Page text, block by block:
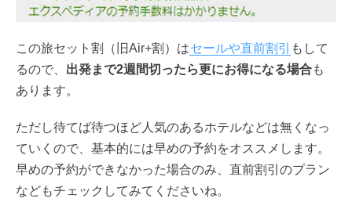
この旅セット割（旧Air+割）はセールや直前割引
もして
るので、 出発まで2週間切ったら更にお得になる場合も
あります。
ただし待てば待つほど人気のあるホテルなどは無くなっ
ていくので、基本的には早めの予約をオススメします。
早めの予約ができなかった場合のみ、直前割引のプラン
などもチェックしてみてくださいね。